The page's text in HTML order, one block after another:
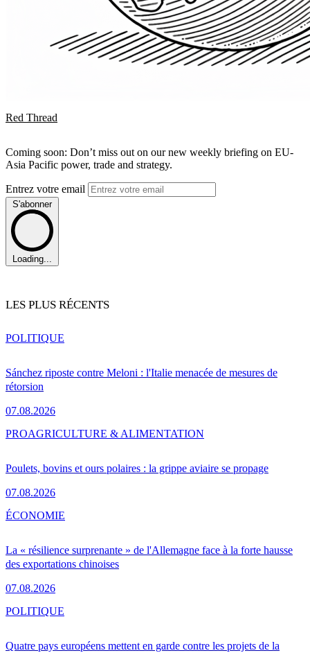
Red Thread
Coming soon: Don’t miss out on our new weekly briefing on EU-
Asia Pacific power, trade and strategy.
Entrez votre email
S'abonner
Loading...
LES PLUS RÉCENTS
Sánchez riposte contre Meloni : l'Italie menacée de mesures de
rétorsion
07.08.2026
POLITIQUE
Poulets, bovins et ours polaires : la grippe aviaire se propage
07.08.2026
PROAGRICULTURE & ALIMENTATION
La « résilience surprenante » de l'Allemagne face à la forte hausse
des exportations chinoises
07.08.2026
ÉCONOMIE
Quatre pays européens mettent en garde contre les projets de la
POLITIQUE